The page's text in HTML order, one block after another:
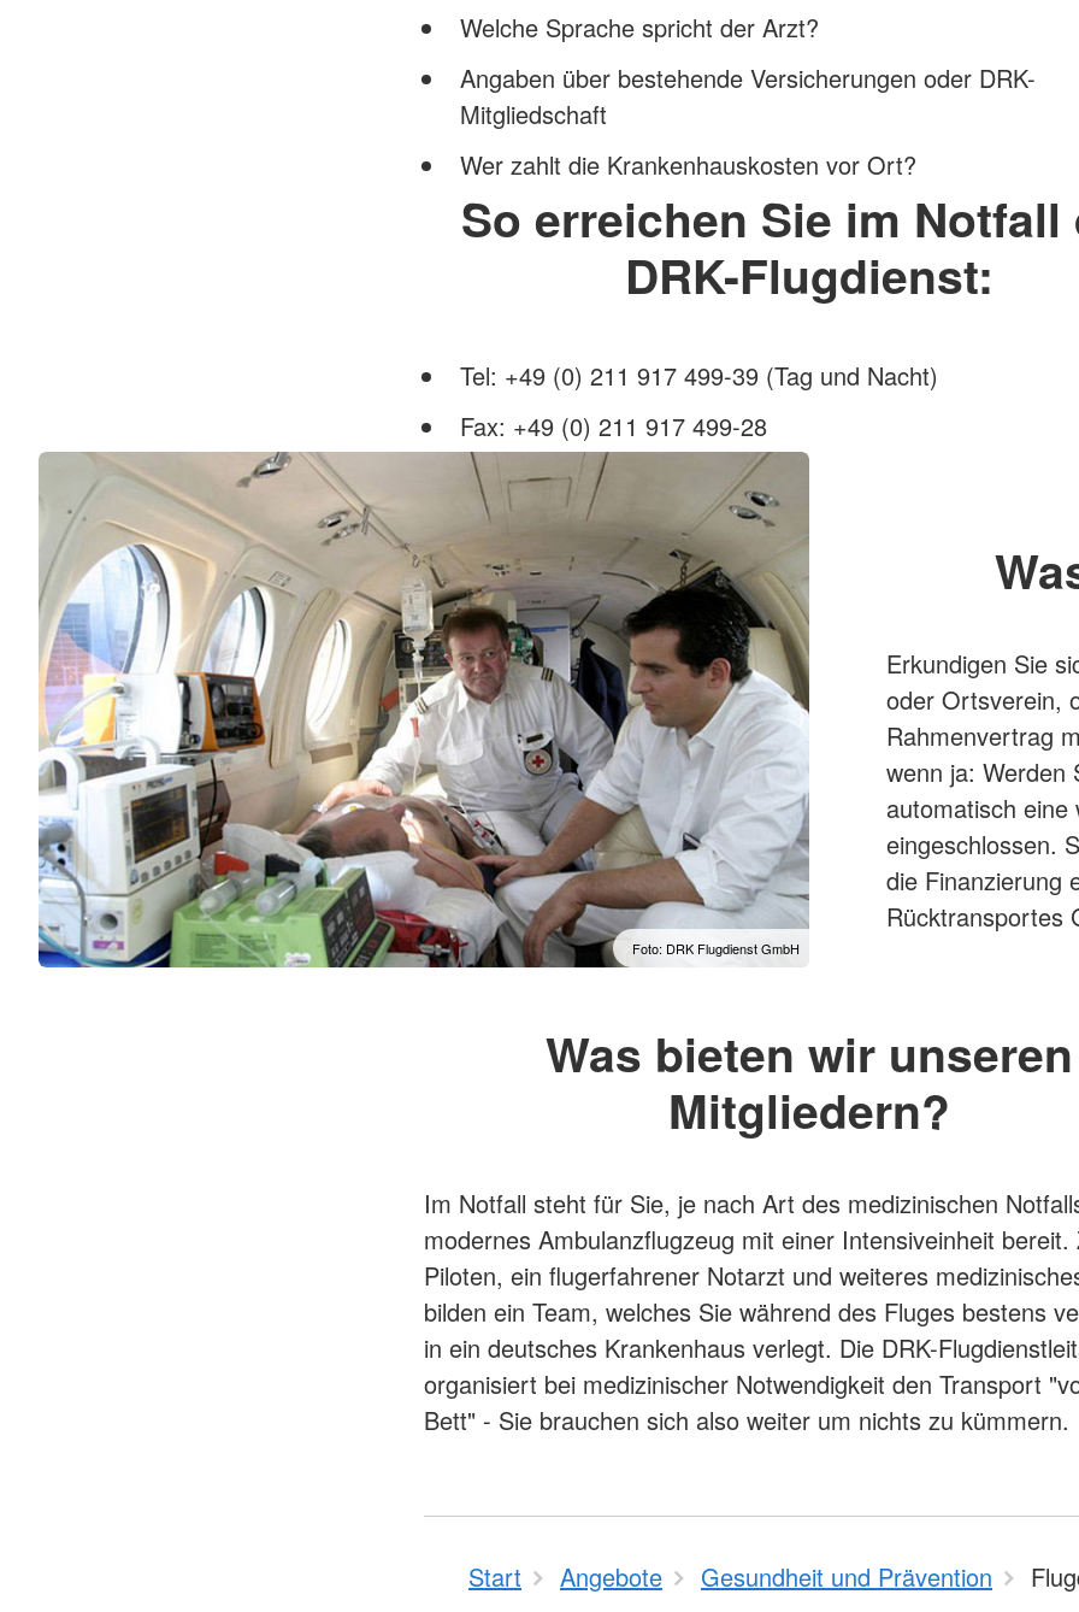
Welche Sprache spricht der Arzt?
Angaben über bestehende Versicherungen oder DRK-
Mitgliedschaft
Wer zahlt die Krankenhauskosten vor Ort?
So erreichen Sie im Notfall
DRK-Flugdienst:
Tel: +49 (0) 211 917 499-39 (Tag und Nacht)
Fax: +49 (0) 211 917 499-28
Foto: DRK Flugdienst GmbH
Erkundigen Sie
oder Ortsverein,
Rahmenvertrag
wenn ja: Werden
automatisch eine
eingeschlossen.
die Finanzierung
Rücktransportes
Was bieten wir unseren
Mitgliedern?
Im Notfall steht für Sie, je nach Art des medizinischen
modernes Ambulanzflugzeug mit einer Intensiveinheit bereit.
Piloten, ein flugerfahrener Notarzt und weiteres
bilden ein Team, welches Sie während des Fluges bestens
in ein deutsches Krankenhaus verlegt. Die DRK-
organisiert bei medizinischer Notwendigkeit den Transport
Bett" - Sie brauchen sich also weiter um nichts zu kümmern.
Start Angebote Gesundheit und Prävention